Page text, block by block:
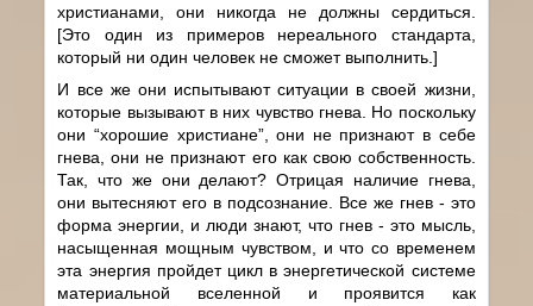
христианами, они никогда не должны сердиться.
[Это один из примеров нереального стандарта,
который ни один человек не сможет выполнить.]
И все же они испытывают ситуации в своей жизни,
которые вызывают в них чувство гнева. Но поскольку
они “хорошие христиане”, они не признают в себе
гнева, они не признают его как свою собственность.
Так, что же они делают? Отрицая наличие гнева,
они вытесняют его в подсознание. Все же гнев - это
форма энергии, и люди знают, что гнев - это мысль,
насыщенная мощным чувством, и что со временем
эта энергия пройдет цикл в энергетической системе
материальной вселенной и проявится как